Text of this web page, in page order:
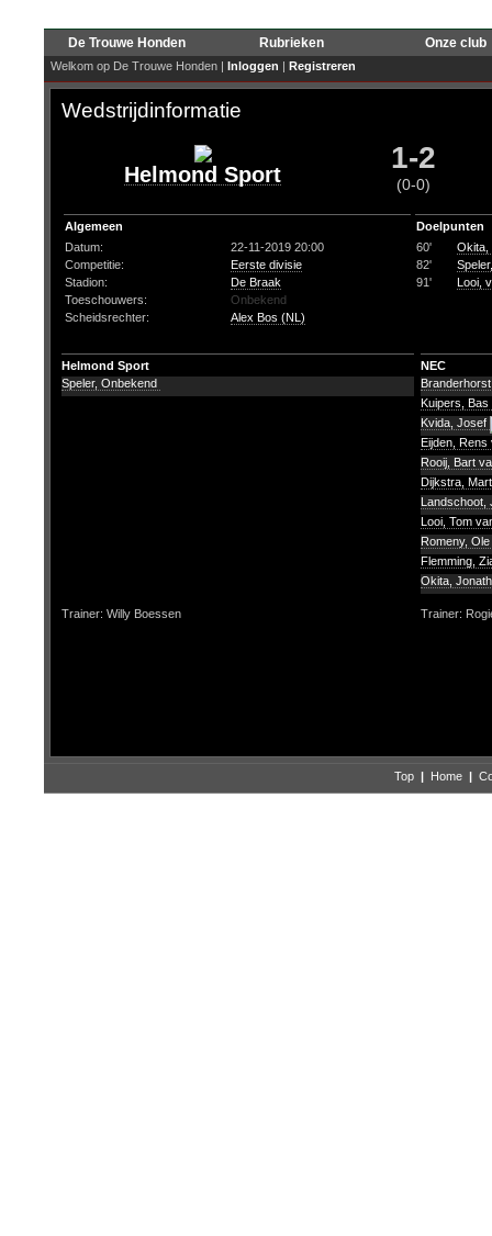
De Trouwe Honden Rubrieken Onze club
Welkom op De Trouwe Honden | Inloggen | Registreren
Wedstrijdinformatie
Helmond Sport 1-2
(0-0)
Algemeen
Datum:
22-11-2019 20:00
Competitie:
Eerste divisie
Stadion:
De Braak
Toeschouwers:
Onbekend
Scheidsrechter:
Alex Bos (NL)
Doelpunten
60'
Okita,
82'
91'
Looi,
Helmond Sport
NEC
Speler, Onbekend
Kuipers, Bas
Kvida, Josef
Eijden, Rens
Rooij, Bart
Dijkstra,
Landschoot,
Looi, Tom
Romeny, Ole
Flemming,
Okita,
Trainer: Willy Boessen Trainer:
Top | Home |